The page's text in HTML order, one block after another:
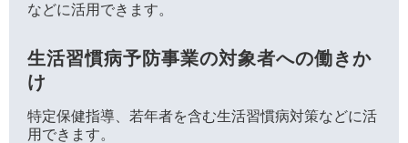
などに活用できます。
生活習慣病予防事業の対象者への働きか
け
特定保健指導、若年者を含む生活習慣病対策などに活
用できます。